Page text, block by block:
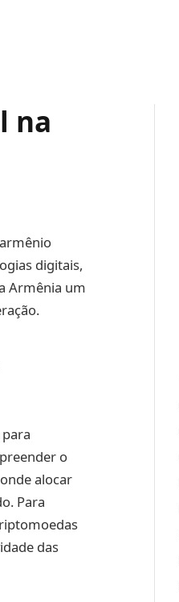
na
digitais,
Armênia um
o
alocar
Para
das